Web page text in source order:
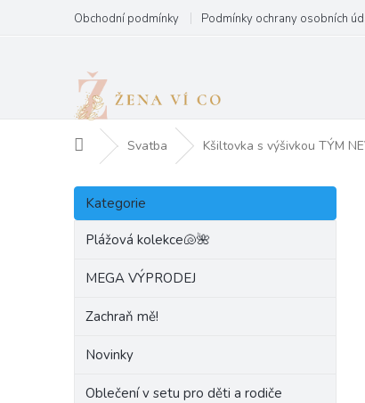
obsah
Obchodní podmínky Podmínky ochrany osobních
Domů Svatba Kšiltovka s výšivkou TÝM
P
s
Přeskočit
kategorie
Kategorie
Plážová kolekce🐚🌺
MEGA VÝPRODEJ
Zachraň mě!
Novinky
Oblečení v setu pro děti a rodiče